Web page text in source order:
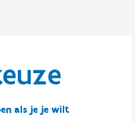
als je je wilt